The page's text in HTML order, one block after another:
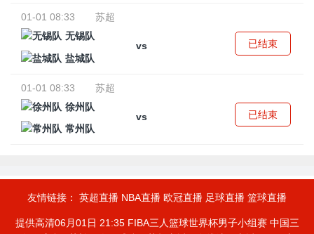
01-01 08:33
苏超
无锡队
vs
盐城队
已结束
01-01 08:33
苏超
徐州队
vs
常州队
已结束
友情链接： 英超直播 NBA直播 欧冠直播 足球直播 篮球直播
提供高清06月01日 21:35 FIBA三人篮球世界杯男子小组赛 中国三